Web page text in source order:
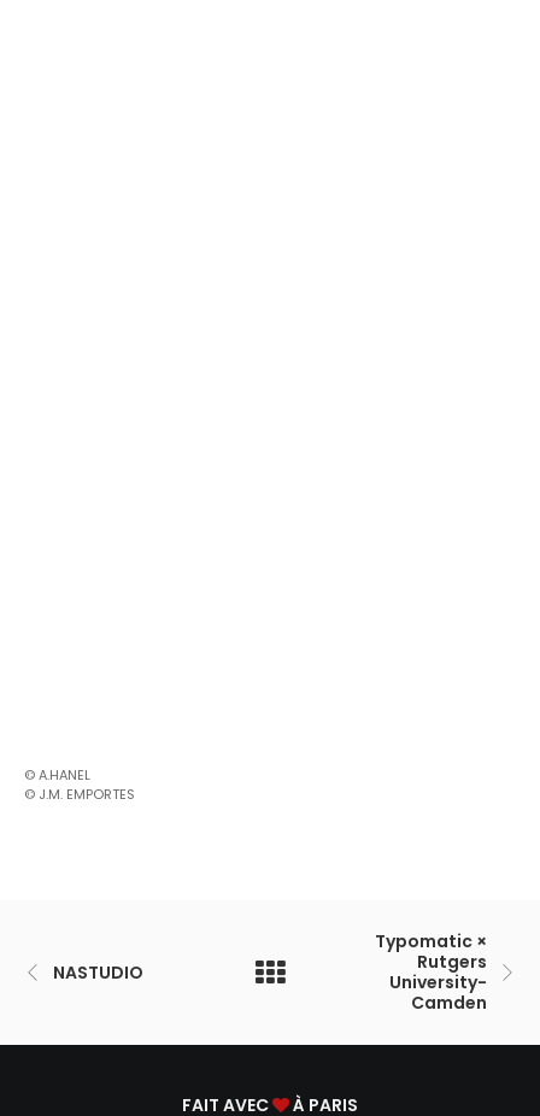
© A.HANEL
© J.M. EMPORTES
NASTUDIO
Typomatic ×
Rutgers
University-
Camden
FAIT AVEC À PARIS